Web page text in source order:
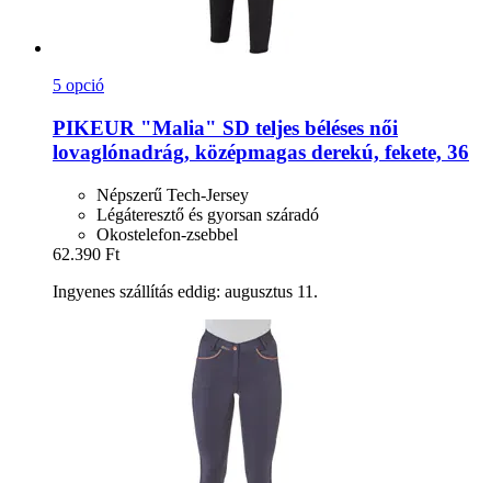
5 opció
PIKEUR "Malia" SD teljes béléses női
lovaglónadrág, középmagas derekú, fekete, 36
Népszerű Tech-Jersey
Légáteresztő és gyorsan száradó
Okostelefon-zsebbel
62.390 Ft
Ingyenes szállítás eddig: augusztus 11.